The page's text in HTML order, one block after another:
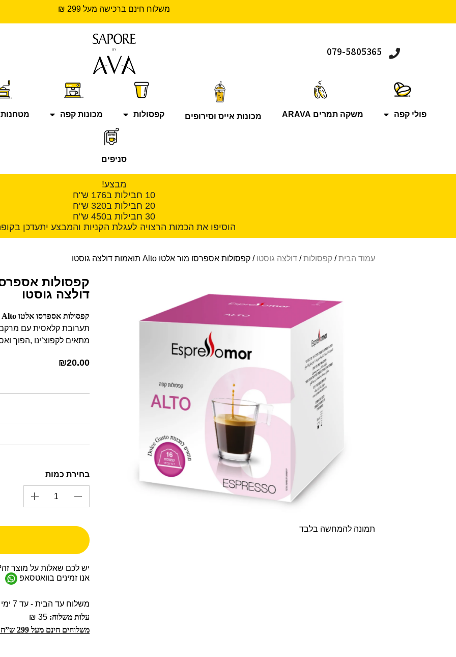
משלוח חינם ברכישה מעל 299 ₪
079-5805365
פולי קפה משקה תמרים ARAVA מכונות אייס וסירופים קפסולות מכונות קפה
סניפים
מבצע!
10 חבילות ב176 ש"ח
20 חבילות ב320 ש"ח
30 חבילות ב450 ש"ח
הוסיפו את הכמות הרצויה לעגלת הקניות והמבצע יתעדכן
עמוד הבית/ קפסולות/ דולצה גוסטו / קפסולות אספרסו מור אלטו Alto תואמות דולצה גוסטו
תמונה להמחשה בלבד
דולצה גוסטו
קפסולות אספרסו אלטו Alto – דרגת חוזק 6
תערובת קלאסית עם
מתאים לקפוצ’ינו ,הפוך
₪20.00
יש לכם שאלות על מוצר
אנו זמינים בוואטסאפ
משלוח עד הבית - עד 7 ימי עסקים
עלות משלוח:
משלוחים חינם מעל 299 ש”ח!